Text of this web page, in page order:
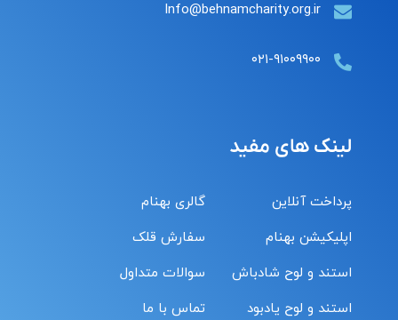
Info@behnamcharity.org.ir
۰۲۱-۹۱۰۰۹۹۰۰
لینک های مفید
پرداخت آنلاین
اپلیکیشن بهنام
استند و لوح شادباش
استند و لوح یادبود
گالری بهنام
سفارش قلک
سوالات متداول
تماس با ما